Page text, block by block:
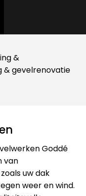
&
& gevelrenovatie
Goddé
van
uw dak
weer en wind.